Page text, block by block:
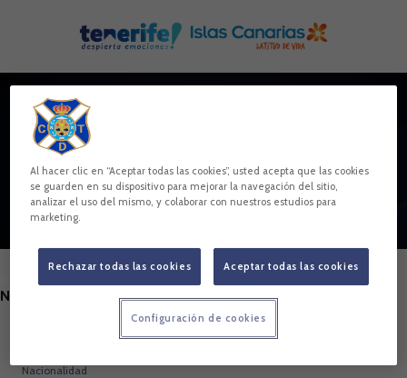
Skip to main content
NUTRICIONISTA
Nacionalidad
Al hacer clic en “Aceptar todas las cookies”, usted acepta que las cookies
se guarden en su dispositivo para mejorar la navegación del sitio,
analizar el uso del mismo, y colaborar con nuestros estudios para
marketing.
Rechazar todas las cookies Aceptar todas las cookies
Configuración de cookies